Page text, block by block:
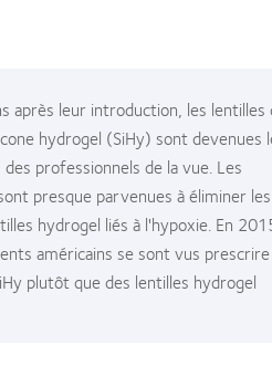
après leur introduction, les lentilles
hydrogel (SiHy) sont devenues
professionnels de la vue. Les
presque parvenues à éliminer les
hydrogel liés à l'hypoxie. En
américains se sont vus prescrire
plutôt que des lentilles hydrogel